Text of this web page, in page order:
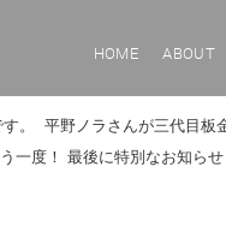
HOME ABOUT
。 平野ノラさんが三代目
度！ 最後に特別なお知らせ